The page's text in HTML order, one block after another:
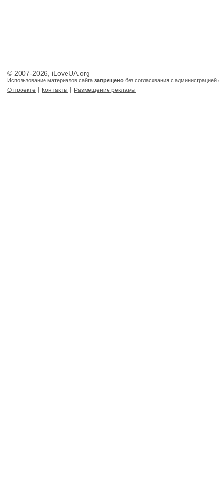
© 2007-2026, iLoveUA.org
Использование материалов сайта запрещено без согласования с администрацией
О проекте | Контакты | Размещение рекламы